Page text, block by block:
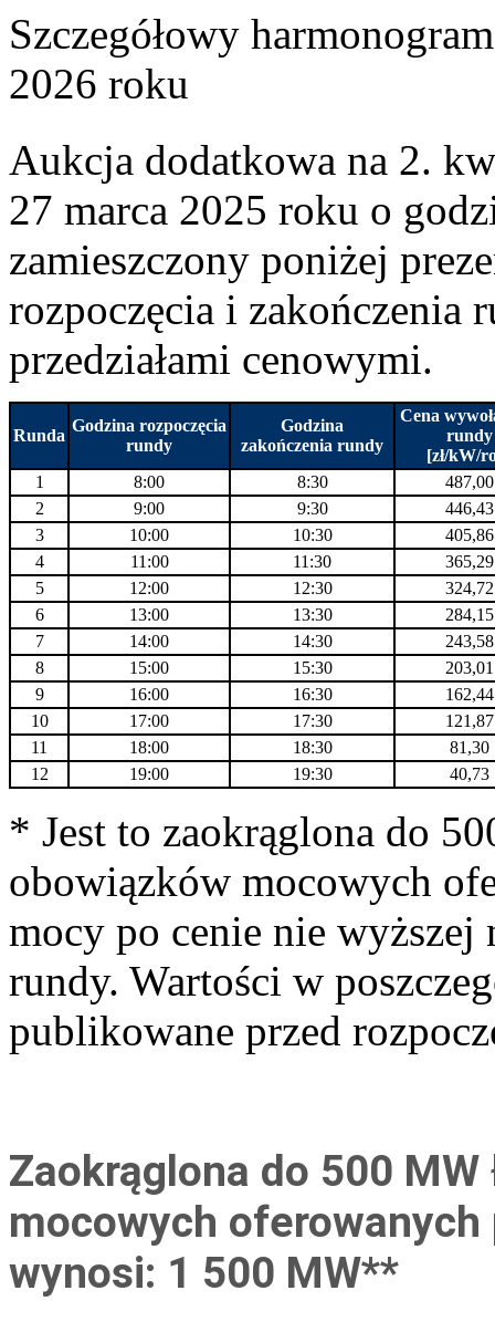
Szczegółowy
2026 roku
Aukcja dodatkowa na 2.
27 marca 2025 roku o
zamieszczony poniżej
rozpoczęcia i zakończenia
przedziałami cenowymi.
Runda
Godzina rozpoczęcia
rundy
Godzina
zakończenia rundy
Cena
rundy
[zł/kW/
1
8:00 8:30
487,00
2
9:00 9:30
446,43
3
10:00 10:30
405,86
4
11:00 11:30
365,29
5
12:00 12:30
324,72
6
13:00 13:30
284,15
7
14:00 14:30
243,58
8
15:00 15:30
203,01
9
16:00 16:30
162,44
10
17:00 17:30
121,87
11
18:00 18:30
81,30
12
19:00 19:30 40,73
* Jest to zaokrąglona do
obowiązków mocowych
mocy po cenie nie wyższej
rundy. Wartości w
publikowane przed
Zaokrąglona do 500
mocowych
wynosi: 1 500 MW**